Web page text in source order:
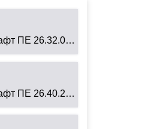
Скачивайте Майнкрафт ПЕ 26.32.02 для Android: ...
Скачивайте Майнкрафт ПЕ 26.40.27 для Android: ...